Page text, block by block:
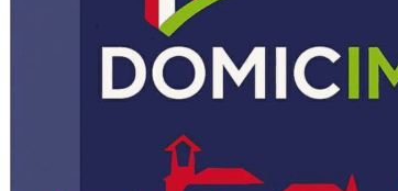
Un syndic
proche,